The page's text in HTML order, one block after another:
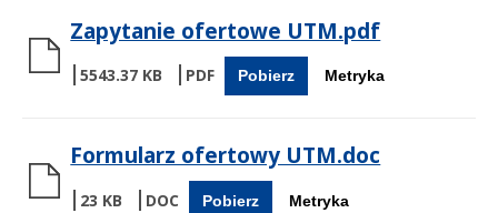
Zapytanie ofertowe UTM.pdf
5543.37 KB Pobierz Metryka
Formularz ofertowy UTM.doc
23 KB Pobierz Metryka